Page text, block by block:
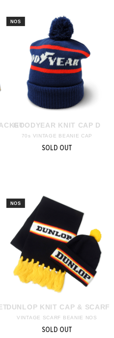
GOODYEAR KNIT CAP D
70s VINTAGE BEANIE CAP
SOLD OUT
DUNLOP KNIT CAP & SCARF
VINTAGE SCARF BEANIE NOS
SOLD OUT